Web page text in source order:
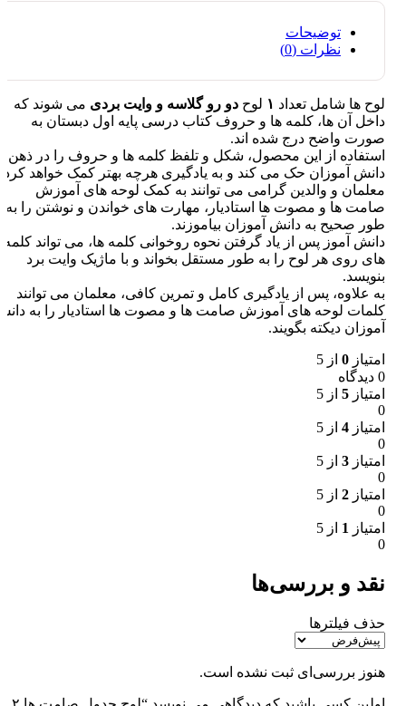
توضیحات
نظرات (0)
لوح ها شامل تعداد ۱ لوح دو رو گلاسه و وایت بردی می شوند که
داخل آن ها، کلمه ها و حروف کتاب درسی پایه اول دبستان به
صورت واضح درج شده اند.
استفاده از این محصول، شکل و تلفظ کلمه ها و حروف را در ذهن
دانش آموزان حک می کند و به یادگیری هرچه بهتر کمک خواهد کرد.
معلمان و والدین گرامی می توانند به کمک لوحه های آموزش‌
صامت ها و مصوت ها استادیار، مهارت های خواندن و نوشتن را به
طور صحیح به دانش آموزان بیاموزند.
دانش آموز پس از یاد گرفتن نحوه روخوانی کلمه ها، می تواند کلمه
های روی هر لوح را به طور مستقل بخواند و با ماژیک وایت برد
بنویسد.
به علاوه، پس از یادگیری کامل و تمرین کافی، معلمان می توانند
کلمات لوحه های آموزش‌ صامت ها و مصوت ها استادیار را به
آموزان دیکته بگویند.
امتیاز 0 از 5
0 دیدگاه
امتیاز 5 از 5
0
امتیاز 4 از 5
0
امتیاز 3 از 5
0
امتیاز 2 از 5
0
امتیاز 1 از 5
0
نقد و بررسی‌ها
حذف فیلترها
هنوز بررسی‌ای ثبت نشده است.